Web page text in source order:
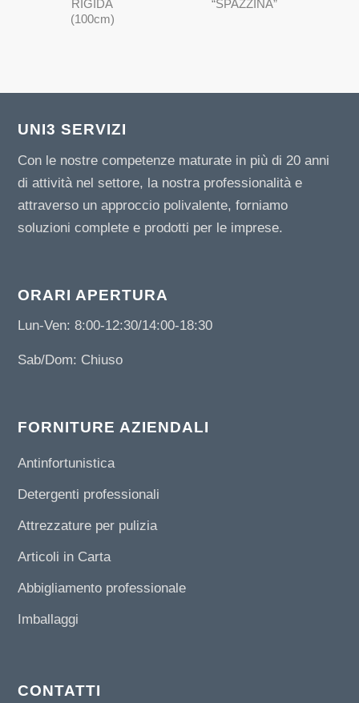
RIGIDA
(100cm)
“SPAZZINA”
UNI3 SERVIZI
Con le nostre competenze maturate in più di 20 anni
di attività nel settore, la nostra professionalità e
attraverso un approccio polivalente, forniamo
soluzioni complete e prodotti per le imprese.
ORARI APERTURA
Lun-Ven: 8:00-12:30/14:00-18:30
Sab/Dom: Chiuso
FORNITURE AZIENDALI
Antinfortunistica
Detergenti professionali
Attrezzature per pulizia
Articoli in Carta
Abbigliamento professionale
Imballaggi
CONTATTI